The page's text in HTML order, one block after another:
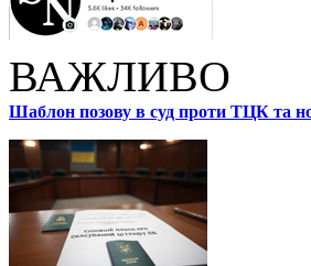
ВАЖЛИВО
Шаблон позову в суд проти ТЦК та